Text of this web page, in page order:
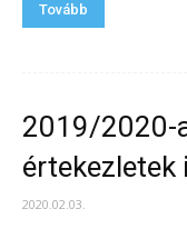
Tovább
2019/2020-
2020.02.03.